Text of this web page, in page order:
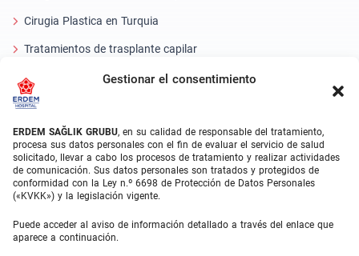
Gestionar el consentimiento
ERDEM SAĞLIK GRUBU, en su calidad de responsable del tratamiento,
procesa sus datos personales con el fin de evaluar el servicio de salud
solicitado, llevar a cabo los procesos de tratamiento y realizar actividades
de comunicación. Sus datos personales son tratados y protegidos de
conformidad con la Ley n.º 6698 de Protección de Datos Personales
(«KVKK») y la legislación vigente.
Puede acceder al aviso de información detallado a través del enlace que
aparece a continuación.
Cirugia Plastica en Turquia
Tratamientos de trasplante capilar
Tratamientos Dentales Turquía
Láser Ocular
About Erdem
Quiénes somos
Unidades Médicas
Equipo médico